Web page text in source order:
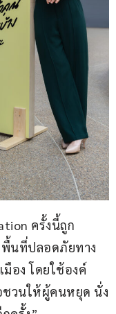
ครั้งนี้ถูก
พื้นที่ปลอดภัยทาง
มือง โดยใช้องค์
ชวนให้ผู้คนหยุด นั่ง